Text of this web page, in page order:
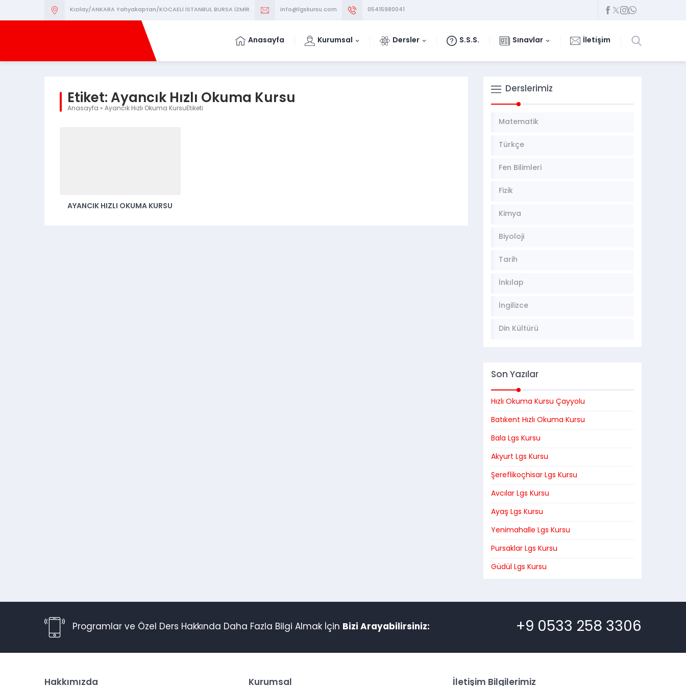
Kızılay/ANKARA Yahyakaptan/KOCAELİ İSTANBUL BURSA İZMİR info@lgskursu.com 05415980041
Anasayfa Kurumsal Dersler S.S.S. Sınavlar İletişim
Etiket: Ayancık Hızlı Okuma Kursu
Anasayfa » Ayancık Hızlı Okuma KursuEtiketi
AYANCIK HIZLI OKUMA KURSU
Derslerimiz
Matematik
Türkçe
Fen Bilimleri
Fizik
Kimya
Biyoloji
Tarih
İnkılap
İngilizce
Din Kültürü
Son Yazılar
Hızlı Okuma Kursu Çayyolu
Batıkent Hızlı Okuma Kursu
Bala Lgs Kursu
Akyurt Lgs Kursu
Şereflikoçhisar Lgs Kursu
Avcılar Lgs Kursu
Ayaş Lgs Kursu
Yenimahalle Lgs Kursu
Pursaklar Lgs Kursu
Güdül Lgs Kursu
Programlar ve Özel Ders Hakkında Daha Fazla Bilgi Almak İçin Bizi Arayabilirsiniz: +9 0533 258 3306
Hakkımızda Kurumsal İletişim Bilgilerimiz